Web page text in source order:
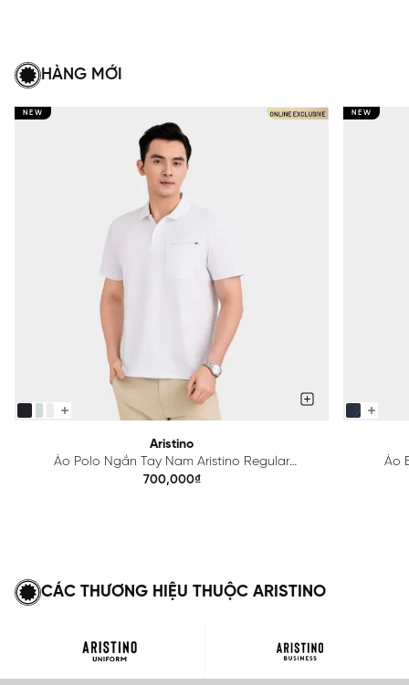
HÀNG MỚI
NEW
Aristino
Áo Polo Ngắn Tay Nam Aristino Regular
APS615EDP01
700,000₫
NEW
Áo
CÁC THƯƠNG HIỆU THUỘC ARISTINO